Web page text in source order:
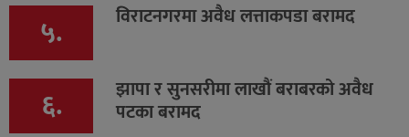
५. विराटनगरमा अवैध लत्ताकपडा बरामद
६. झापा र सुनसरीमा लाखौं बराबरको अवैध
पटका बरामद